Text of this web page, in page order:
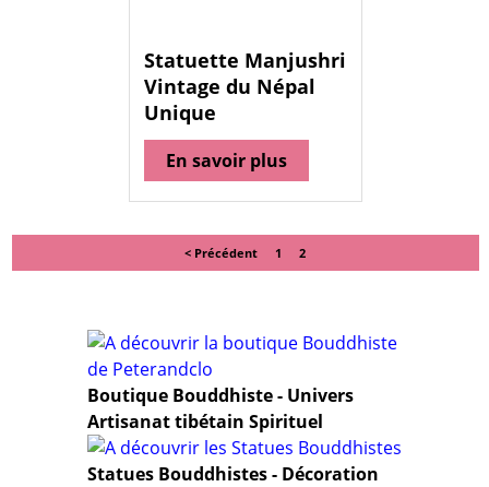
Statuette Manjushri
Vintage du Népal
Unique
En savoir plus
< Précédent 1 2
Boutique Bouddhiste - Univers
Artisanat tibétain Spirituel
Statues Bouddhistes - Décoration